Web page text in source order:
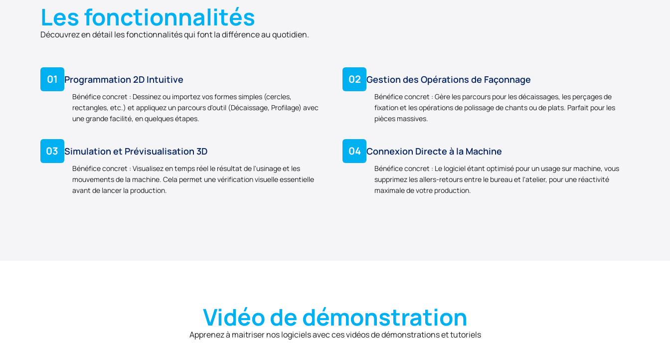
Les fonctionnalités
Découvrez en détail les fonctionnalités qui font la différence au quotidien.
01 Programmation 2D Intuitive
Bénéfice concret : Dessinez ou importez vos formes simples (cercles,
rectangles, etc.) et appliquez un parcours d'outil (Décaissage, Profilage) avec
une grande facilité, en quelques étapes.
02 Gestion des Opérations de Façonnage
Bénéfice concret : Gère les parcours pour les décaissages, les perçages de
fixation et les opérations de polissage de chants ou de plats. Parfait pour les
pièces massives.
03 Simulation et Prévisualisation 3D
Bénéfice concret : Visualisez en temps réel le résultat de l'usinage et les
mouvements de la machine. Cela permet une vérification visuelle essentielle
avant de lancer la production.
04 Connexion Directe à la Machine
Bénéfice concret : Le logiciel étant optimisé pour un usage sur machine, vous
supprimez les allers-retours entre le bureau et l'atelier, pour une réactivité
maximale de votre production.
Vidéo de démonstration
Apprenez à maitriser nos logiciels avec ces vidéos de démonstrations et tutoriels